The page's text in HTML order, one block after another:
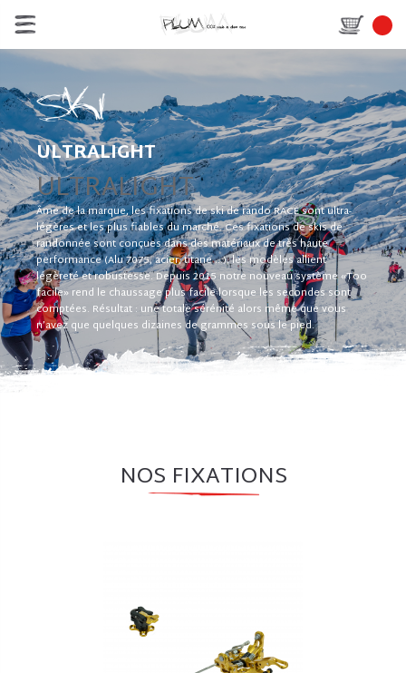
ULTRALIGHT
ULTRALIGHT
Âme de la marque, les fixations de ski de rando RACE sont ultra-
légères et les plus fiables du marché. Ces fixations de skis de
randonnée sont conçues dans des matériaux de très haute
performance (Alu 7075, acier, titane ...), les modèles allient
légèreté et robustesse. Depuis 2015 notre nouveau système «Too
facile» rend le chaussage plus facile lorsque les secondes sont
comptées. Résultat : une totale sérénité alors même que vous
n’avez que quelques dizaines de grammes sous le pied.
NOS FIXATIONS